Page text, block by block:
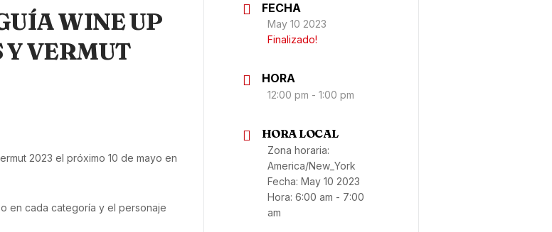
WINE UP
Y VERMUT
2023 el próximo 10 de mayo en
en cada categoría y el personaje
FECHA
May 10 2023
Finalizado!
HORA
12:00 pm - 1:00 pm
HORA LOCAL
Zona horaria:
America/New_York
Fecha: May 10 2023
Hora: 6:00 am - 7:00
am